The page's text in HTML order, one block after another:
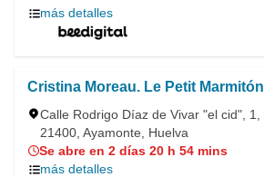
más detalles
Cristina Moreau. Le Petit Marmitón
Calle Rodrigo Díaz de Vivar "el cid", 1,
21400, Ayamonte, Huelva
Se abre en 2 días 20 h 54 mins
más detalles